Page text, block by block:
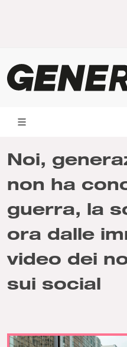
Noi,
non ha
guerra, la
ora dalle
video dei
sui social